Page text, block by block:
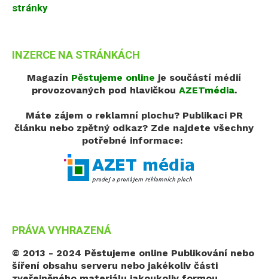
stránky
INZERCE NA STRÁNKÁCH
Magazín Pěstujeme online je součástí médií
provozovaných pod hlavičkou AZETmédia.
Máte zájem o reklamní plochu? Publikaci PR
článku nebo zpětný odkaz? Zde najdete všechny
potřebné informace:
PRÁVA VYHRAZENÁ
© 2013 - 2024 Pěstujeme online Publikování nebo
šíření obsahu serveru nebo jakékoliv části